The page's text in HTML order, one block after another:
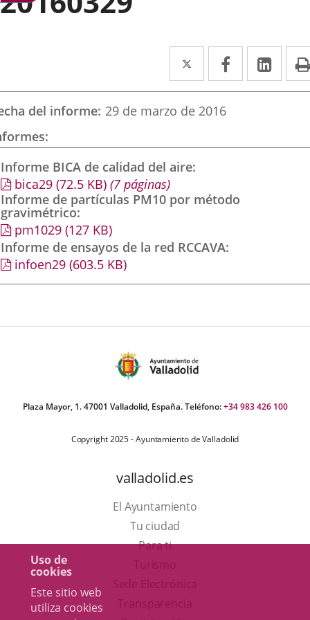
Uso de
cookies
Este sitio web
utiliza cookies
Twitter
Enlace
a
una
externa.
Facebook
Enlace
a
externa.
a
del informe 29 de marzo de 2016
Informe BICA de calidad del aire
bica29 (72.5 KB) (7 páginas)
Informe de partículas PM10 por método
gravimétrico
pm1029 (127 KB)
Informe de ensayos de la red RCCAVA
infoen29 (603.5 KB)
Plaza Mayor, 1. 47001 Valladolid, España. Teléfono:+34 983 426 100
Copyright 2025 - Ayuntamiento de Valladolid
valladolid.es
El Ayuntamiento
Tu ciudad
Para ti